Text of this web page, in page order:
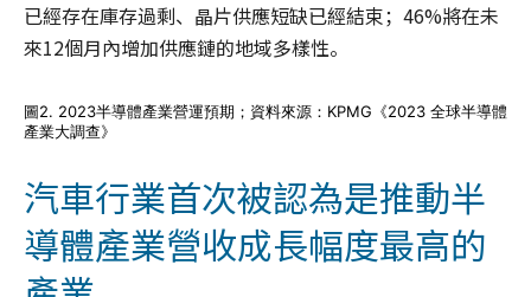
已經存在庫存過剩、晶片供應短缺已經結束；46%將在未
來12個月內增加供應鏈的地域多樣性。
圖2. 2023半導體產業營運預期；資料來源：KPMG《2023 全球半導體
產業大調查》
汽車行業首次被認為是推動半
導體產業營收成長幅度最高的